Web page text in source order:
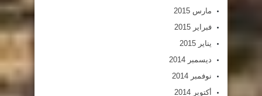
مارس 2015
فبراير 2015
يناير 2015
ديسمبر 2014
نوفمبر 2014
أكتوبر 2014